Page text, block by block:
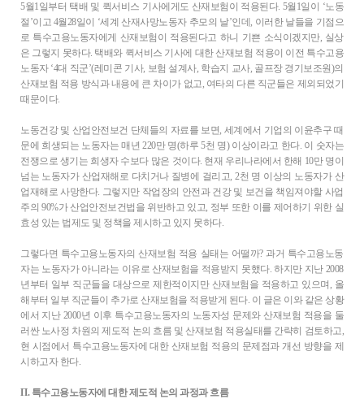
5월1일부터 택배 및 퀵서비스 기사에게도 산재보험이 적용된다. 5월1일이 ‘노동
절’이고 4월28일이 ‘세계 산재사망노동자 추모의 날’인데, 이러한 날들을 기점으
로 특수고용노동자에게 산재보험이 적용된다고 하니 기쁜 소식이겠지만, 실상
은 그렇지 못하다. 택배와 퀵서비스 기사에 대한 산재보험 적용이 이전 특수고용
노동자 ‘4대 직군’(레미콘 기사, 보험 설계사, 학습지 교사, 골프장 경기보조원)의
산재보험 적용 방식과 내용에 큰 차이가 없고, 여타의 다른 직군들은 제외되었기
때문이다.
노동건강 및 산업안전보건 단체들의 자료를 보면, 세계에서 기업의 이윤추구 때
문에 희생되는 노동자는 매년 220만 명(하루 5천 명) 이상이라고 한다. 이 숫자는
전쟁으로 생기는 희생자 수보다 많은 것이다. 현재 우리나라에서 한해 10만 명이
넘는 노동자가 산업재해로 다치거나 질병에 걸리고, 2천 명 이상의 노동자가 산
업재해로 사망한다. 그렇지만 작업장의 안전과 건강 및 보건을 책임져야할 사업
주의 90%가 산업안전보건법을 위반하고 있고, 정부 또한 이를 제어하기 위한 실
효성 있는 법제도 및 정책을 제시하고 있지 못하다.
그렇다면 특수고용노동자의 산재보험 적용 실태는 어떨까? 과거 특수고용노동
자는 노동자가 아니라는 이유로 산재보험을 적용받지 못했다. 하지만 지난 2008
년부터 일부 직군들을 대상으로 제한적이지만 산재보험을 적용하고 있으며, 올
해부터 일부 직군들이 추가로 산재보험을 적용받게 된다. 이 글은 이와 같은 상황
에서 지난 2000년 이후 특수고용노동자의 노동자성 문제와 산재보험 적용을 둘
러싼 노사정 차원의 제도적 논의 흐름 및 산재보험 적용실태를 간략히 검토하고,
현 시점에서 특수고용노동자에 대한 산재보험 적용의 문제점과 개선 방향을 제
시하고자 한다.
Π. 특수고용노동자에 대한 제도적 논의 과정과 흐름